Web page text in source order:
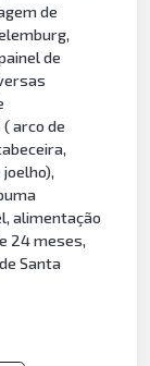
de
de
arco de
alimentação
24 meses,
Santa